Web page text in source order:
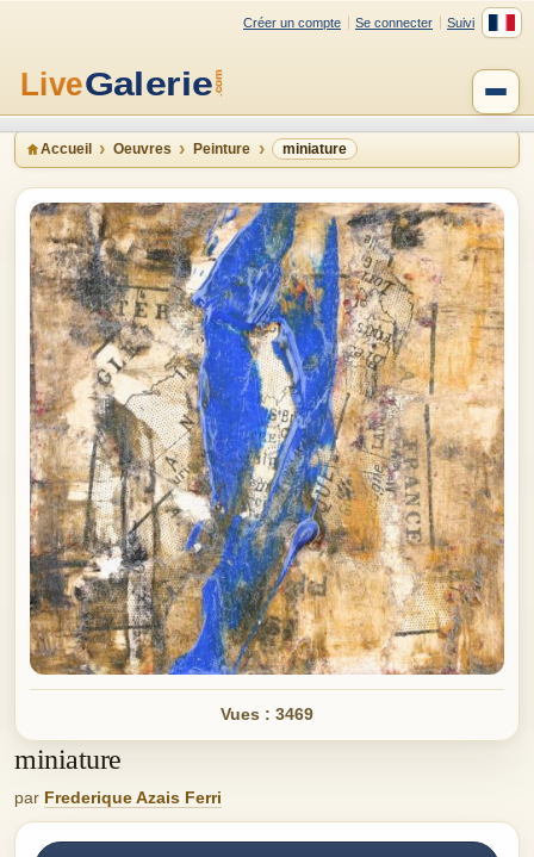
Créer un compte Se connecter Suivi
Accueil Oeuvres Peinture miniature
Vues : 3469
miniature
par Frederique Azais Ferri